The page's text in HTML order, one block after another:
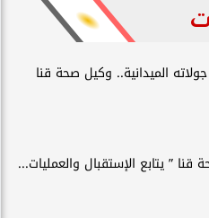
الميدانية.. وكيل صحة قنا
” يتابع الإستقبال والعمليات...